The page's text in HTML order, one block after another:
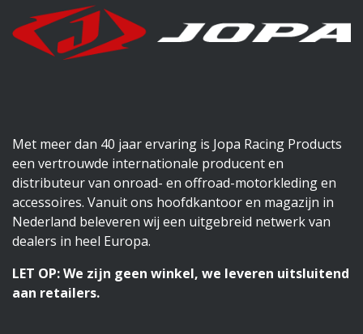
Met meer dan 40 jaar ervaring is Jopa Racing Products
een vertrouwde internationale producent en
distributeur van onroad- en offroad-motorkleding en
accessoires. Vanuit ons hoofdkantoor en magazijn in
Nederland beleveren wij een uitgebreid netwerk van
dealers in heel Europa.
LET OP: We zijn geen winkel, we leveren uitsluitend
aan retailers.